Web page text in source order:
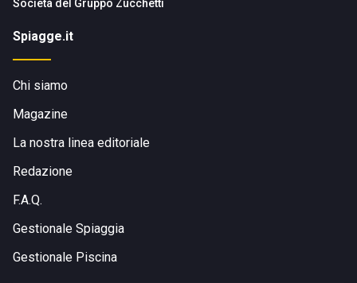
Società del Gruppo Zucchetti
Spiagge.it
Chi siamo
Magazine
La nostra linea editoriale
Redazione
F.A.Q.
Gestionale Spiaggia
Gestionale Piscina